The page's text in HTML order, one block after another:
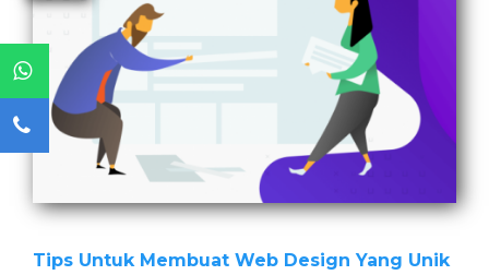
Tips Untuk Membuat Web Design Yang Unik